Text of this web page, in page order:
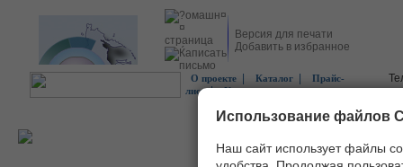
Версия для печати
Добавить в избранное
О проекте Каталог
Прайс-
лист| Контакты
Использование файлов
Наш сайт использует файлы